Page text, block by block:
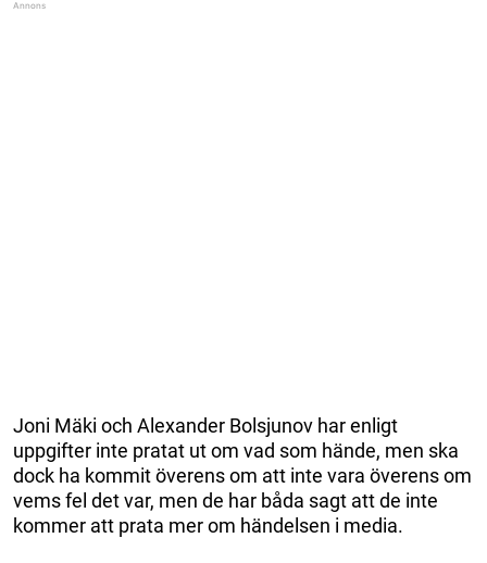
Joni Mäki och Alexander Bolsjunov har enligt
uppgifter inte pratat ut om vad som hände, men ska
dock ha kommit överens om att inte vara överens om
vems fel det var, men de har båda sagt att de inte
kommer att prata mer om händelsen i media.